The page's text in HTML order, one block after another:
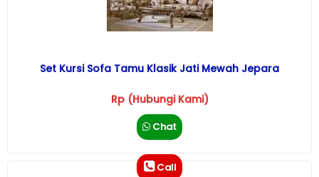
Set Kursi Sofa Tamu Klasik Jati Mewah Jepara
Rp (Hubungi Kami)
Chat
Call